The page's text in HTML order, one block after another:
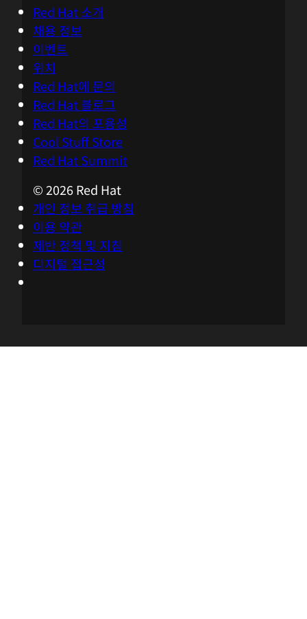
Red Hat 소개
채용 정보
이벤트
위치
Red Hat에 문의
Red Hat 블로그
Red Hat의 포용성
Cool Stuff Store
Red Hat Summit
© 2026 Red Hat
개인 정보 취급 방침
이용 약관
제반 정책 및 지침
디지털 접근성